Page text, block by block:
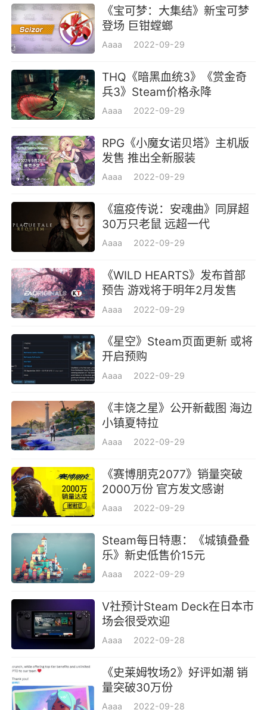
《宝可梦：大集结》新宝可梦
登场 巨钳螳螂
Aaaa 2022-09-29
THQ《暗黑血统3》《赏金奇
兵3》Steam价格永降
Aaaa 2022-09-29
RPG《小魔女诺贝塔》主机版
发售 推出全新服装
Aaaa 2022-09-29
《瘟疫传说：安魂曲》同屏超
30万只老鼠 远超一代
Aaaa 2022-09-29
《WILD HEARTS》发布首部
预告 游戏将于明年2月发售
Aaaa 2022-09-29
《星空》Steam页面更新 或将
开启预购
Aaaa 2022-09-29
《丰饶之星》公开新截图 海边
小镇夏特拉
Aaaa 2022-09-29
《赛博朋克2077》销量突破
2000万份 官方发文感谢
Aaaa 2022-09-29
Steam每日特惠：《城镇叠叠
乐》新史低售价15元
Aaaa 2022-09-29
V社预计Steam Deck在日本市
场会很受欢迎
Aaaa 2022-09-28
《史莱姆牧场2》好评如潮 销
量突破30万份
Aaaa 2022-09-28